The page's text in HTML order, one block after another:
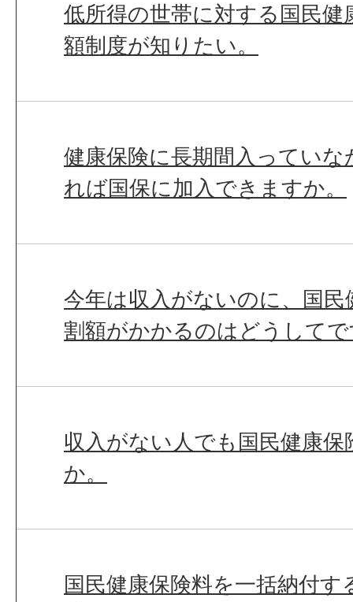
低所得の世帯に対する国民健
額制度が知りたい。
健康保険に長期間入ってい
れば国保に加入できますか。
今年は収入がないのに、国民
割額がかかるのはどうして
収入がない人でも国民健康
か。
国民健康保険料を一括納付す